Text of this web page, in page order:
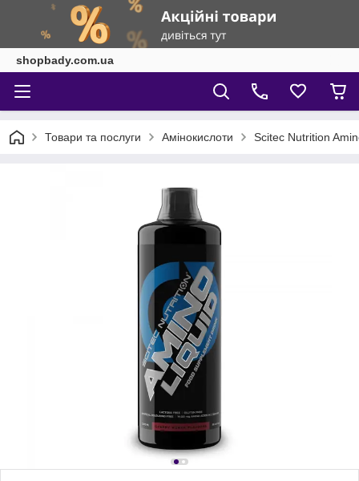
shopbady.com.ua
Товари та послуги Амінокислоти Scitec Nutrition